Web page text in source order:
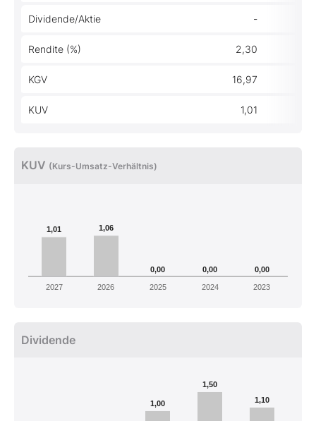
Dividende/Aktie -
Rendite (%) 2,30
KGV 16,97
KUV 1,01
KUV (Kurs-Umsatz-Verhältnis)
1,01 1,06
0,00 0,00 0,00
2027 2026 2025 2024 2023
Dividende
1,00
1,50
1,10